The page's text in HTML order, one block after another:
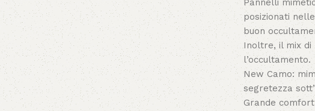
Pannelli
posizionati
buon
Inoltre, il mix
l’occultamento.
New Camo:
segretezza
Grande